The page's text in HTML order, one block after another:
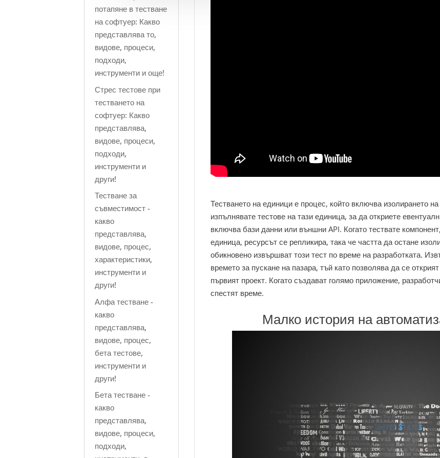
Тестването на единици е процес, който включва изолирането
изпълнявате тестове на тази единица, за да откриете
включва бази данни или външни API. Когато тествате
единица, ресурсът се репликира, така че частта да остане
обикновено извършват този тест по време на разработката.
времето за пускане на пазара, тъй като позволява да се
първият проект. Когато създават голямо приложение,
спестят време.
Малко история на
потапяне в тестване
на софтуер: Какво
представлява то,
видове, процеси,
подходи,
инструменти и още!
Стрес тестове при
тестването на
софтуер: Какво
представлява,
видове, процеси,
подходи,
инструменти и
други!
Тестване за
съвместимост -
какво
представлява,
видове, процес,
характеристики,
инструменти и
други!
Алфа тестване -
какво
представлява,
видове, процес,
бета тестове,
инструменти и
други!
Бета тестване -
какво
представлява,
видове, процеси,
подходи,